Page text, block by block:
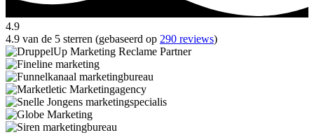
4.9
4.9 van de 5 sterren (gebaseerd op 290 reviews)